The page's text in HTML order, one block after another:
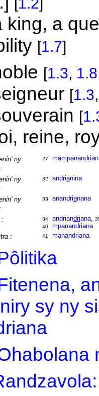
king, a
[1.7]
[1.3, 1.8
[1.3
[
reine,
ny
27 mampanandri
ny
32 andrianina
ny
33 anandrianana
: 34 andriandriana,
40
mpanandriana
:
41 mahandriana
sy ny